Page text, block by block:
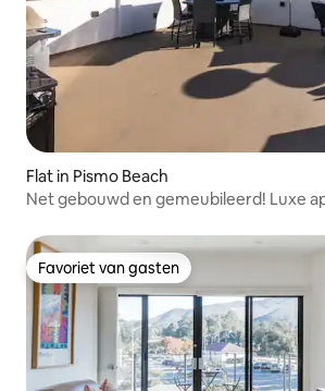
Flat in Pismo Beach
Net gebouwd en gemeubileerd! Luxe
Favoriet van gasten
Favoriet van gasten